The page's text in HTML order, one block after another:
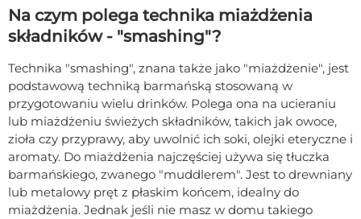
Na czym polega technika miażdżenia
składników - "smashing"?
Technika "smashing", znana także jako "miażdżenie", jest
podstawową techniką barmańską stosowaną w
przygotowaniu wielu drinków. Polega ona na ucieraniu
lub miażdżeniu świeżych składników, takich jak owoce,
zioła czy przyprawy, aby uwolnić ich soki, olejki eteryczne i
aromaty. Do miażdżenia najczęściej używa się tłuczka
barmańskiego, zwanego "muddlerem". Jest to drewniany
lub metalowy pręt z płaskim końcem, idealny do
miażdżenia. Jednak jeśli nie masz w domu takiego